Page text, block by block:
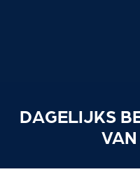
DAGELIJKS